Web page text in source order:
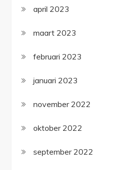
april 2023
maart 2023
februari 2023
januari 2023
november 2022
oktober 2022
september 2022